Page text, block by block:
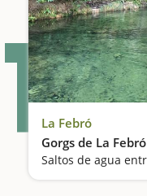
1 La Febró
Gorgs de La Febró